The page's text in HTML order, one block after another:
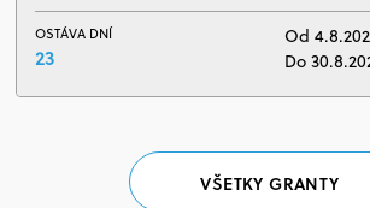
OSTÁVA DNÍ
23
Od
Do
VŠETKY GRANTY